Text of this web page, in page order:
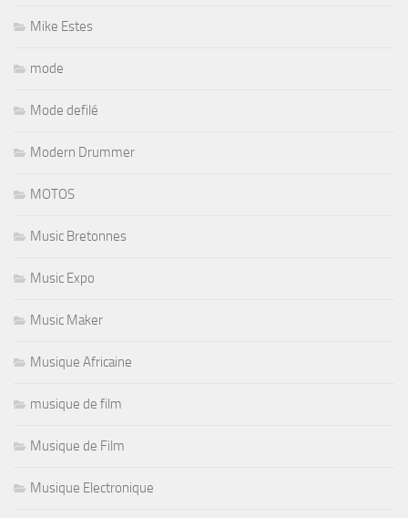
Mike Estes
mode
Mode defilé
Modern Drummer
MOTOS
Music Bretonnes
Music Expo
Music Maker
Musique Africaine
musique de film
Musique de Film
Musique Electronique